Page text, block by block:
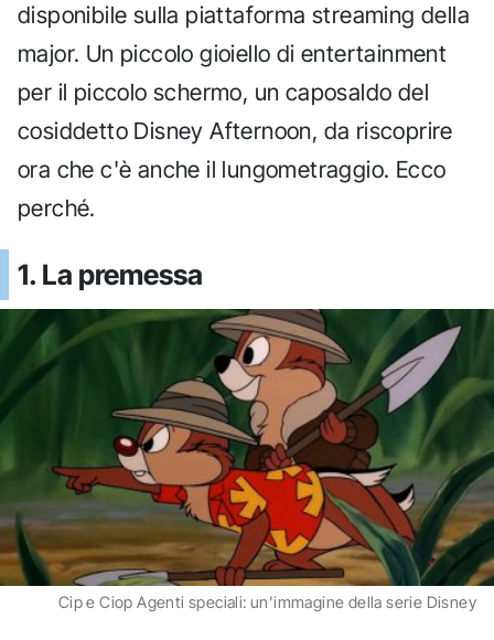
disponibile sulla piattaforma streaming della
major. Un piccolo gioiello di entertainment
per il piccolo schermo, un caposaldo del
cosiddetto Disney Afternoon, da riscoprire
ora che c'è anche il lungometraggio. Ecco
perché.
1. La premessa
Cip e Ciop Agenti speciali: un'immagine della serie Disney